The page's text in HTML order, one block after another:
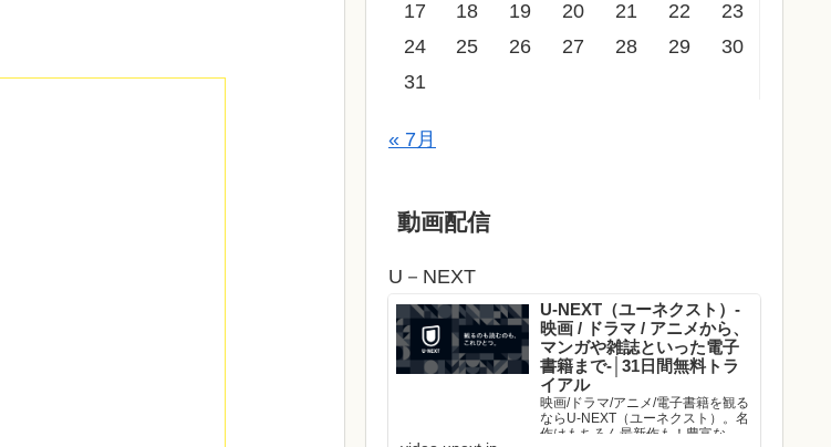
17
18 19 20 21 22
23
24
25 26 27 28 29
30
31
« 7月
動画配信
U－NEXT
U-NEXT（ユーネクスト）-
映画 / ドラマ / アニメから、
マンガや雑誌といった電子
書籍まで-│31日間無料トラ
イアル
映画/ドラマ/アニメ/電子書籍を観る
ならU-NEXT（ユーネクスト）。名
作はもちろん最新作も！豊富な作